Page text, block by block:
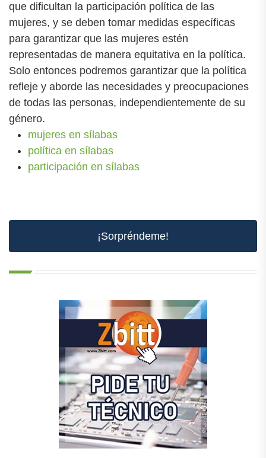
que dificultan la participación política de las
mujeres, y se deben tomar medidas específicas
para garantizar que las mujeres estén
representadas de manera equitativa en la política.
Solo entonces podremos garantizar que la política
refleje y aborde las necesidades y preocupaciones
de todas las personas, independientemente de su
género.
mujeres en sílabas
política en sílabas
participación en sílabas
¡Sorpréndeme!